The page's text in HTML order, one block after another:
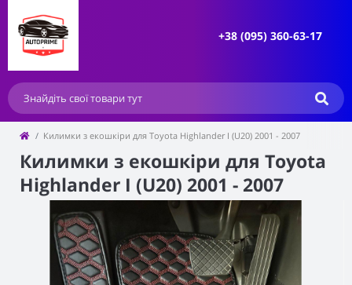
+38 (095) 360-63-17
Килимки з екошкіри для Toyota Highlander I (U20) 2001 - 2007
Килимки з екошкіри для Toyota
Highlander I (U20) 2001 - 2007